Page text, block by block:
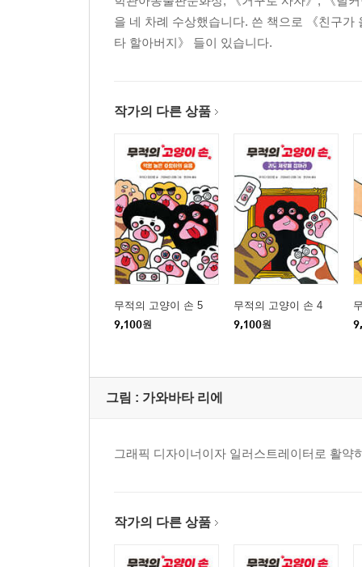
을 네 차례 수상했습니다. 쓴 책으로 《친구가
타 할아버지》 들이 있습니다.
작가의 다른 상품
무적의 고양이 손 5
9,100원
무적의 고양이 손 4
9,100원
그림 : 가와바타 리에
그래픽 디자이너이자 일러스트레이터로 활약
작가의 다른 상품